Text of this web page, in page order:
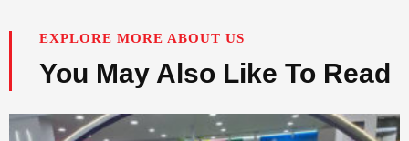
EXPLORE MORE ABOUT US
You May Also Like To Read